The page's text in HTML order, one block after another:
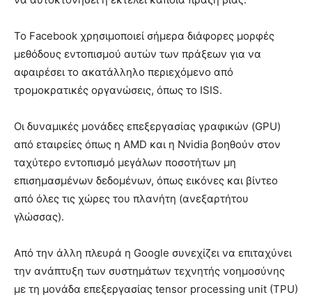
Το Facebook χρησιμοποιεί σήμερα διάφορες μορφές
μεθόδους εντοπισμού αυτών των πράξεων για να
αφαιρέσει το ακατάλληλο περιεχόμενο από
τρομοκρατικές οργανώσεις, όπως το ISIS.
Οι δυναμικές μονάδες επεξεργασίας γραφικών (GPU)
από εταιρείες όπως η AMD και η Nvidia βοηθούν στον
ταχύτερο εντοπισμό μεγάλων ποσοτήτων μη
επισημασμένων δεδομένων, όπως εικόνες και βίντεο
από όλες τις χώρες του πλανήτη (ανεξαρτήτου
γλώσσας).
Από την άλλη πλευρά η Google συνεχίζει να επιταχύνει
την ανάπτυξη των συστημάτων τεχνητής νοημοσύνης
με τη μονάδα επεξεργασίας tensor processing unit (TPU)